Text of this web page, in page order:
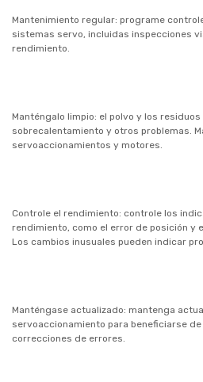
Mantenimiento regular: programe
sistemas servo, incluidas inspecciones
rendimiento.
Manténgalo limpio: el polvo y los
sobrecalentamiento y otros problemas.
servoaccionamientos y motores.
Controle el rendimiento: controle los
rendimiento, como el error de posición y
Los cambios inusuales pueden indicar
Manténgase actualizado: mantenga
servoaccionamiento para beneficiarse
correcciones de errores.